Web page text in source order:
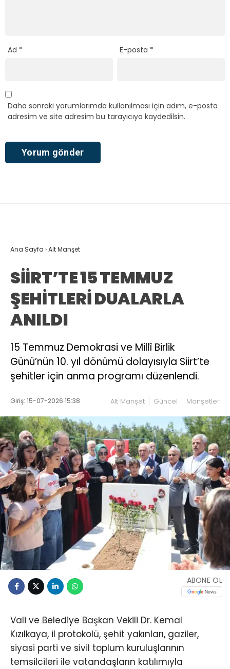
Ad * E-posta *
Daha sonraki yorumlarımda kullanılması için adım, e-posta
adresim ve site adresim bu tarayıcıya kaydedilsin.
Ana Sayfa ›Alt Manşet
SİİRT’TE 15 TEMMUZ
ŞEHİTLERİ DUALARLA
ANILDI
15 Temmuz Demokrasi ve Millî Birlik
Günü’nün 10. yıl dönümü dolayısıyla Siirt’te
şehitler için anma programı düzenlendi.
Giriş: 15-07-2026 15:38 Alt Manşet Güncel Manşetler
ABONE OL
Vali ve Belediye Başkan Vekili Dr. Kemal
Kızılkaya, il protokolü, şehit yakınları, gaziler,
siyasi parti ve sivil toplum kuruluşlarının
temsilcileri ile vatandaşların katılımıyla